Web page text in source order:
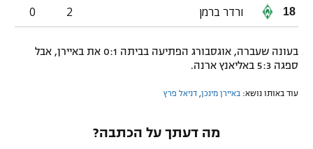
18 ורדר ברמן 2
0
בעונה שעברה, אוגסבורג הפתיעה בביתה 0:1 את באיירן, אבל
ספגה 5:3 באליאנץ ארנה.
עוד באותו נושא: באיירן מינכן דניאל פרץ
מה דעתך על הכתבה?